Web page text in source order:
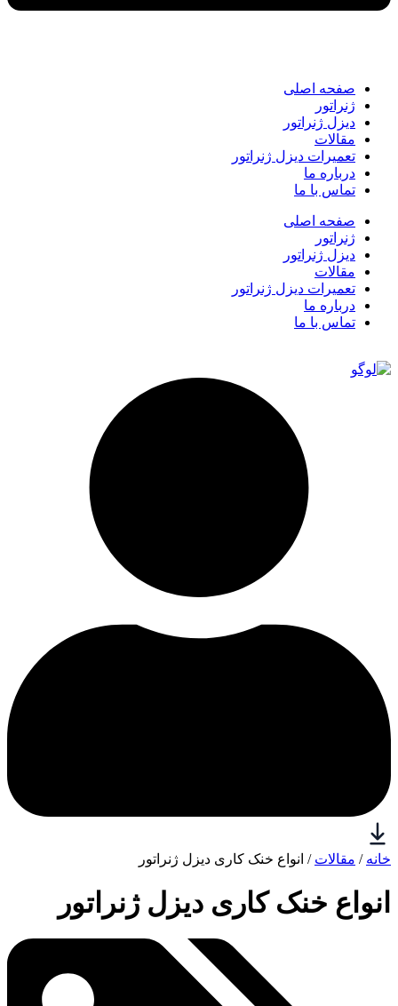
صفحه اصلی
ژنراتور
دیزل ژنراتور
مقالات
تعمیرات دیزل ژنراتور
درباره ما
تماس با ما
صفحه اصلی
ژنراتور
دیزل ژنراتور
مقالات
تعمیرات دیزل ژنراتور
درباره ما
تماس با ما
خانه / مقالات / انواع خنک کاری دیزل ژنراتور
انواع خنک کاری دیزل ژنراتور